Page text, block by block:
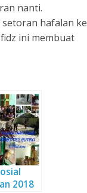
nanti.
setoran hafalan ke
ini membuat
2018